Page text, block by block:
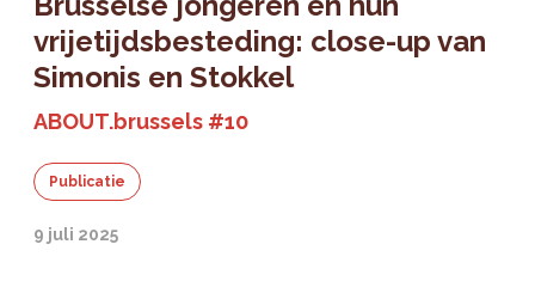
vrijetijdsbesteding: close-up van
Simonis en Stokkel
ABOUT.brussels #10
Publicatie
9 juli 2025